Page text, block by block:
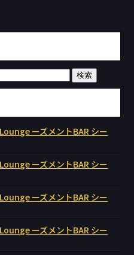
ーズメントBAR シー
ーズメントBAR シー
ーズメントBAR シー
ーズメントBAR シー